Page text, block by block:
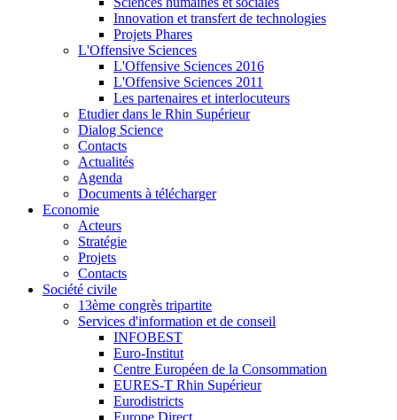
Innovation et transfert de technologies
Projets Phares
L'Offensive Sciences
L'Offensive Sciences 2016
L'Offensive Sciences 2011
Les partenaires et interlocuteurs
Etudier dans le Rhin Supérieur
Dialog Science
Contacts
Actualités
Agenda
Documents à télécharger
Economie
Acteurs
Stratégie
Projets
Contacts
Société civile
13ème congrès tripartite
Services d'information et de conseil
INFOBEST
Euro-Institut
Centre Européen de la Consommation
EURES-T Rhin Supérieur
Eurodistricts
Europe Direct